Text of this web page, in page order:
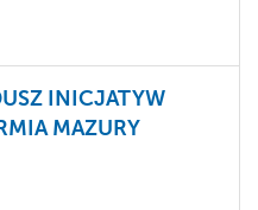
INICJATYW
MAZURY